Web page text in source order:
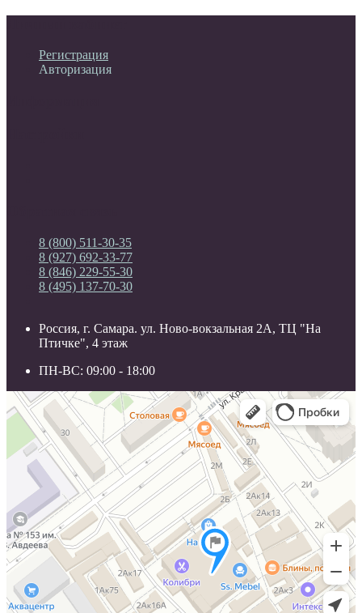
Регистрация
Авторизация
8 (800) 511-30-35
8 (927) 692-33-77
8 (846) 229-55-30
8 (495) 137-70-30
Россия, г. Самара. ул. Ново-вокзальная 2А, ТЦ "На
Птичке", 4 этаж
ПН-ВС: 09:00 - 18:00